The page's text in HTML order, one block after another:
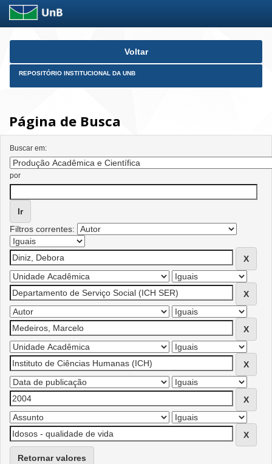
Skip
Voltar
REPOSITÓRIO INSTITUCIONAL DA UNB
Página de Busca
Buscar em:
por
Filtros correntes:
Retornar valores